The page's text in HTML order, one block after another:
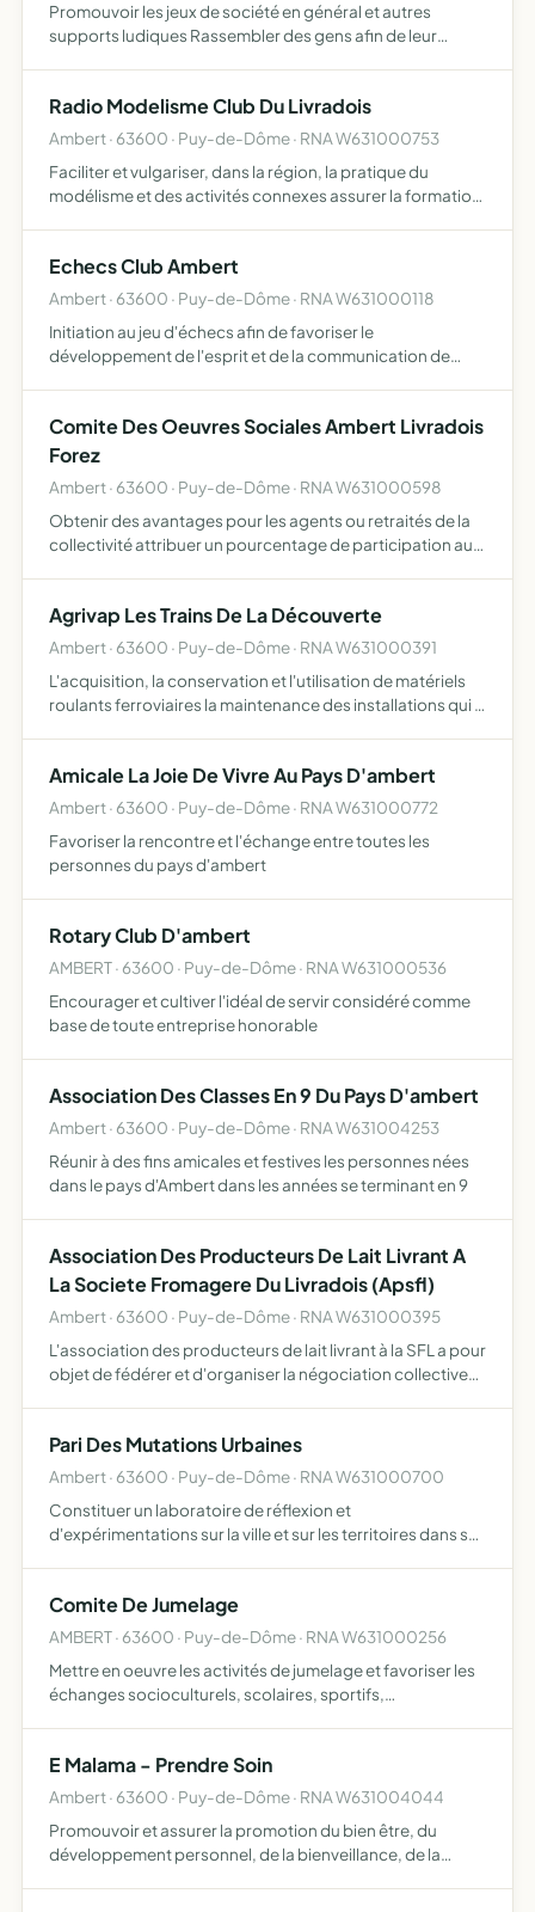
Promouvoir les jeux de société en général et autres
supports ludiques Rassembler des gens afin de leur
Radio Modelisme Club Du Livradois
Ambert · 63600 · Puy-de-Dôme · RNA W631000753
Faciliter et vulgariser, dans la région, la pratique du
modélisme et des activités connexes assurer la formation
rencont…
Echecs Club Ambert
Ambert · 63600 · Puy-de-Dôme · RNA W631000118
Initiation au jeu d'échecs afin de favoriser le
développement de l'esprit et de la communication de
divertissement, un…
Comite Des Oeuvres Sociales Ambert Livradois
Forez
Ambert · 63600 · Puy-de-Dôme · RNA W631000598
Obtenir des avantages pour les agents ou retraités de la
collectivité attribuer un pourcentage de participation aux
Agrivap Les Trains De La Découverte
Ambert · 63600 · Puy-de-Dôme · RNA W631000391
L'acquisition, la conservation et l'utilisation de matériels
roulants ferroviaires la maintenance des installations qui y
Amicale La Joie De Vivre Au Pays D'ambert
Ambert · 63600 · Puy-de-Dôme · RNA W631000772
Favoriser la rencontre et l'échange entre toutes les
personnes du pays d'ambert
Rotary Club D'ambert
AMBERT · 63600 · Puy-de-Dôme · RNA W631000536
Encourager et cultiver l'idéal de servir considéré comme
base de toute entreprise honorable
Association Des Classes En 9 Du Pays D'ambert
Ambert · 63600 · Puy-de-Dôme · RNA W631004253
Réunir à des fins amicales et festives les personnes nées
dans le pays d'Ambert dans les années se terminant en 9
Association Des Producteurs De Lait Livrant A
La Societe Fromagere Du Livradois (Apsfl)
Ambert · 63600 · Puy-de-Dôme · RNA W631000395
L'association des producteurs de lait livrant à la SFL a pour
objet de fédérer et d'organiser la négociation collective
Pari Des Mutations Urbaines
Ambert · 63600 · Puy-de-Dôme · RNA W631000700
Constituer un laboratoire de réflexion et
d'expérimentations sur la ville et sur les territoires dans sa
Comite De Jumelage
AMBERT · 63600 · Puy-de-Dôme · RNA W631000256
Mettre en oeuvre les activités de jumelage et favoriser les
échanges socioculturels, scolaires, sportifs,
el…
E Malama - Prendre Soin
Ambert · 63600 · Puy-de-Dôme · RNA W631004044
Promouvoir et assurer la promotion du bien être, du
développement personnel, de la bienveillance, de la